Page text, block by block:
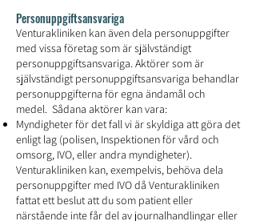
Personuppgiftsansvariga
Venturakliniken kan även dela personuppgifter
med vissa företag som är självständigt
personuppgiftsansvariga. Aktörer som är
självständigt personuppgiftsansvariga behandlar
personuppgifterna för egna ändamål och
medel. Sådana aktörer kan vara:
Myndigheter för det fall vi är skyldiga att göra det
enligt lag (polisen, Inspektionen för vård och
omsorg, IVO, eller andra myndigheter).
Venturakliniken kan, exempelvis, behöva dela
personuppgifter med IVO då Venturakliniken
fattat ett beslut att du som patient eller
närstående inte får del av journalhandlingar eller